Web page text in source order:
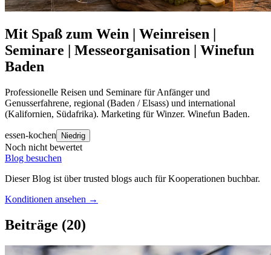
Mit Spaß zum Wein | Weinreisen |
Seminare | Messeorganisation | Winefun
Baden
Professionelle Reisen und Seminare für Anfänger und
Genusserfahrene, regional (Baden / Elsass) und international
(Kalifornien, Südafrika). Marketing für Winzer. Winefun Baden.
essen-kochen Niedrig
Noch nicht bewertet
Blog besuchen
Dieser Blog ist über trusted blogs auch für Kooperationen buchbar.
Konditionen ansehen →
Beiträge (20)